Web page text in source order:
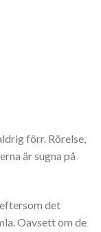
förr. Rörelse,
är sugna på
det
Oavsett om de